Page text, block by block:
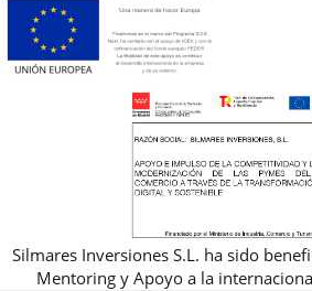
Silmares Inversiones S.L. ha sido
Mentoring y Apoyo a la